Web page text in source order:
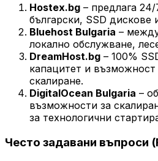
Hostex.bg – предлага
български, SSD дискове
Bluehost Bulgaria –
локално обслужване,
DreamHost.bg – 100%
капацитет и
скалиране.
DigitalOcean Bulgaria –
възможности за
за технологични
Често задавани въпроси